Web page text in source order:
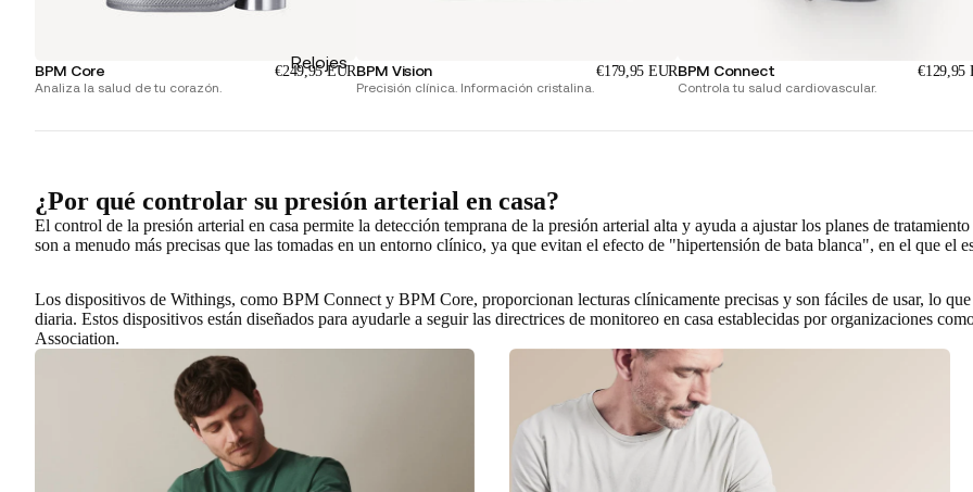
Relojes
BPM Core €249,95 EUR
Analiza la salud de tu corazón.
BPM Vision €179,95 EUR
Precisión clínica. Información cristalina.
BPM Connect €129,95
Controla tu salud cardiovascular.
¿Por qué controlar su presión arterial en casa?
El control de la presión arterial en casa permite la detección temprana de la presión arterial alta y ayuda a ajustar los planes de
son a menudo más precisas que las tomadas en un entorno clínico, ya que evitan el efecto de "hipertensión de bata blanca", en el que el
Los dispositivos de Withings, como BPM Connect y BPM Core, proporcionan lecturas clínicamente precisas y son fáciles de usar, lo
diaria. Estos dispositivos están diseñados para ayudarle a seguir las directrices de monitoreo en casa establecidas por organizaciones
Association.